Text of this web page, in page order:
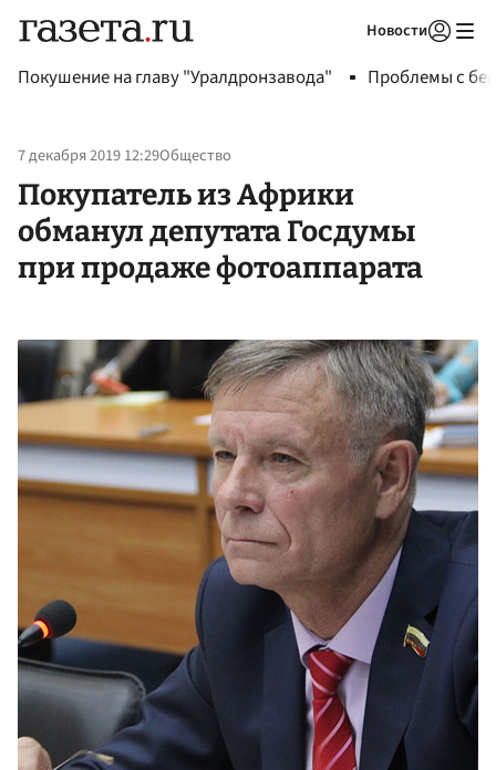
Новости
Покушение на главу "Уралдронзавода" Проблемы с
7 декабря 2019 12:29Общество
Покупатель из Африки
обманул депутата Госдумы
при продаже фотоаппарата